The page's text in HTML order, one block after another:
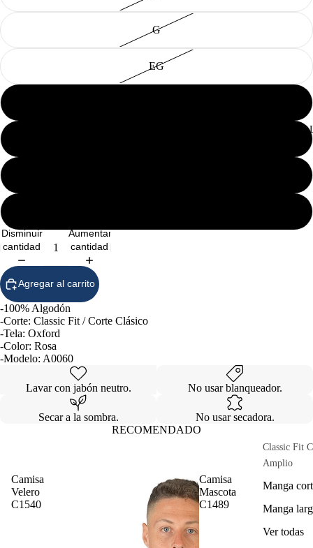
Classic Fit
Amplio
Manga
Manga
Ver todas
G
EG
Disminuir
cantidad
Aumentar
cantidad
Agregar al carrito
-100% Algodón
-Corte: Classic Fit / Corte Clásico
-Tela: Oxford
-Color: Rosa
-Modelo: A0060
Lavar con jabón neutro. No usar blanqueador.
Secar a la sombra.
No usar secadora.
RECOMENDADO
Camisa
Velero
C1540
Camisa
Mascota
C1489